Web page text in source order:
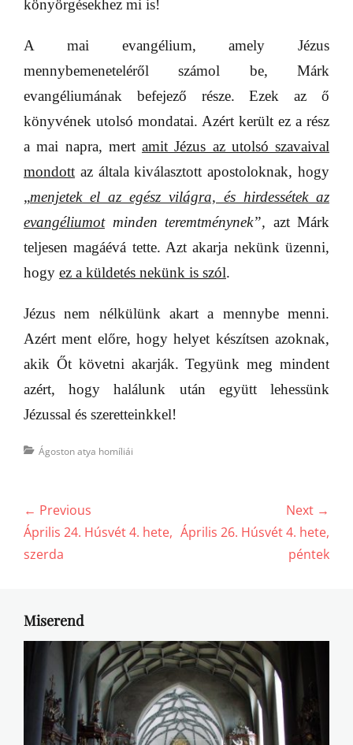
könyörgésekhez mi is!
A mai evangélium, amely Jézus
mennybemeneteléről számol be, Márk
evangéliumának befejező része. Ezek az ő
könyvének utolsó mondatai. Azért került ez a rész
a mai napra, mert amit Jézus az utolsó szavaival
mondott az általa kiválasztott apostoloknak, hogy
„menjetek el az egész világra, és hirdessétek az
evangéliumot minden teremtménynek”, azt Márk
teljesen magáévá tette. Azt akarja nekünk üzenni,
hogy ez a küldetés nekünk is szól.
Jézus nem nélkülünk akart a mennybe menni.
Azért ment előre, hogy helyet készítsen azoknak,
akik Őt követni akarják. Tegyünk meg mindent
azért, hogy halálunk után együtt lehessünk
Jézussal és szeretteinkkel!
Categories
Ágoston atya homíliái
Bejegyzés
navigáció
← Previous
Previous
post:
Április 24. Húsvét 4. hete,
szerda
Next →
Next
Április 26. Húsvét 4. hete,
péntek
Miserend